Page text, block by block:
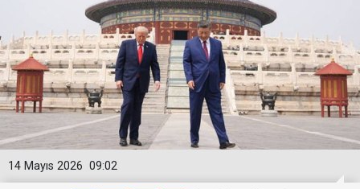
09:02
14 Mayıs 2026